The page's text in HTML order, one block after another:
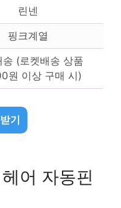
린넨
핑크계열
송 (로켓배송 상품
원 이상 구매 시)
기
어 자동핀